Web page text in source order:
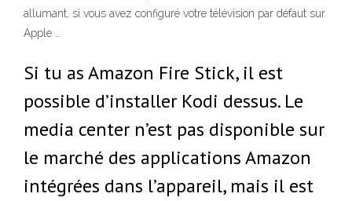
allumant, si vous avez configuré votre télévision par défaut sur
Apple …
Si tu as Amazon Fire Stick, il est
possible d’installer Kodi dessus. Le
media center n’est pas disponible sur
le marché des applications Amazon
intégrées dans l’appareil, mais il est